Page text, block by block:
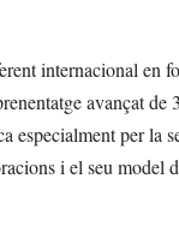
internacional en
avançat de
especialment per la
i el seu model